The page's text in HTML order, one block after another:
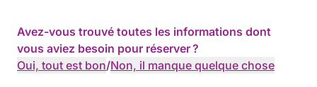
Avez-vous trouvé toutes les informations dont
vous aviez besoin pour réserver ?
Oui, tout est bon/Non, il manque quelque chose